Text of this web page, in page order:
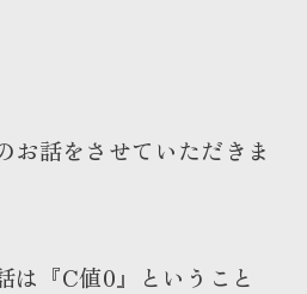
お話をさせていただきま
は『C値0』ということ